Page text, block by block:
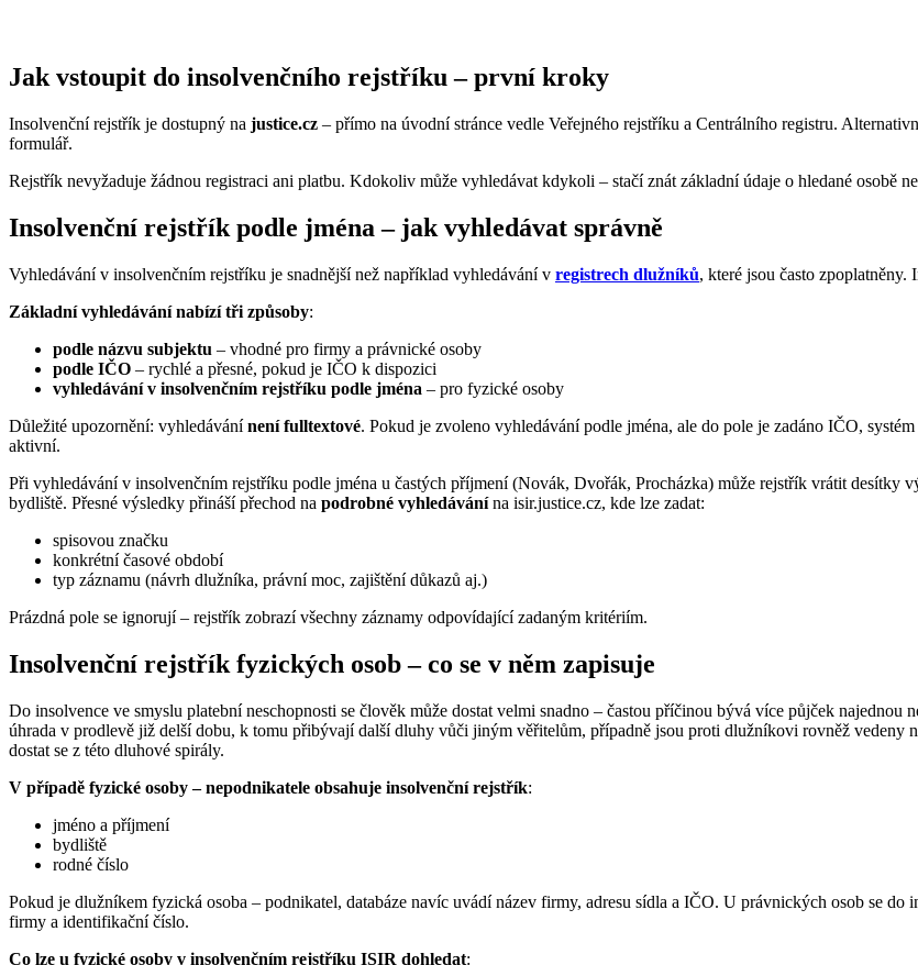
Jak vstoupit do insolvenčního rejstříku – první kroky
Insolvenční rejstřík je dostupný na justice.cz – přímo na úvodní stránce vedle Veřejného rejstříku a Centrálního registru.
formulář.
Rejstřík nevyžaduje žádnou registraci ani platbu. Kdokoliv může vyhledávat kdykoli – stačí znát základní údaje o hledané osobě
Insolvenční rejstřík podle jména – jak vyhledávat správně
Vyhledávání v insolvenčním rejstříku je snadnější než například vyhledávání v registrech dlužníků, které jsou často
Základní vyhledávání nabízí tři způsoby:
podle názvu subjektu – vhodné pro firmy a právnické osoby
podle IČO – rychlé a přesné, pokud je IČO k dispozici
vyhledávání v insolvenčním rejstříku podle jména – pro fyzické osoby
Důležité upozornění: vyhledávánínení fulltextové. Pokud je zvoleno vyhledávání podle jména, ale do pole je zadáno IČO,
aktivní.
Při vyhledávání v insolvenčním rejstříku podle jména u častých příjmení (Novák, Dvořák, Procházka) může rejstřík vrátit desítky
bydliště. Přesné výsledky přináší přechod na podrobné vyhledávánína isir.justice.cz, kde lze zadat:
spisovou značku
konkrétní časové období
typ záznamu (návrh dlužníka, právní moc, zajištění důkazů aj.)
Prázdná pole se ignorují – rejstřík zobrazí všechny záznamy odpovídající zadaným kritériím.
Insolvenční rejstřík fyzických osob – co se v něm zapisuje
Do insolvence ve smyslu platební neschopnosti se člověk může dostat velmi snadno – častou příčinou bývá více půjček
úhrada v prodlevě již delší dobu, k tomu přibývají další dluhy vůči jiným věřitelům, případně jsou proti dlužníkovi rovněž vedeny
dostat se z této dluhové spirály.
V případě fyzické osoby – nepodnikatele obsahuje insolvenční rejstřík:
jméno a příjmení
bydliště
rodné číslo
Pokud je dlužníkem fyzická osoba – podnikatel, databáze navíc uvádí název firmy, adresu sídla a IČO. U právnických osob se
firmy a identifikační číslo.
Co lze u fyzické osoby v insolvenčním rejstříku ISIR dohledat: